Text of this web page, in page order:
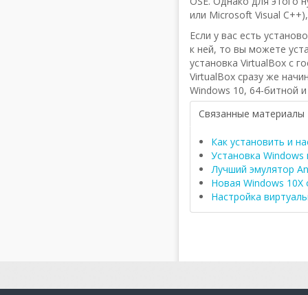
или Microsoft Visual
Если у вас есть
к ней, то вы можете
установка VirtualBox с
VirtualBox сразу же
Windows 10, 64-битной
Связанные материалы
Как установить и
Установка Windows
Лучший эмулятор
Новая Windows
Настройка